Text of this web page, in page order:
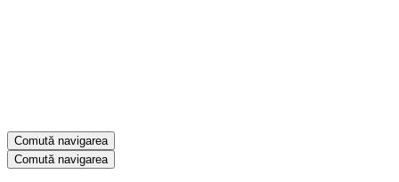
Comută navigarea
Comută navigarea